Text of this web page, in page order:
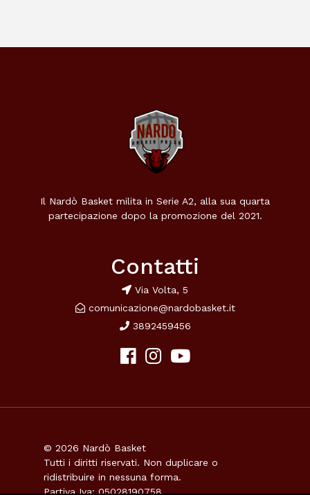
Il Nardò Basket milita in Serie A2, alla sua quarta
partecipazione dopo la promozione del 2021.
Contatti
Via Volta, 5
comunicazione@nardobasket.it
3892459456
© 2026 Nardò Basket
Tutti i diritti riservati. Non duplicare o
ridistribuire in nessuna forma.
Partiva Iva: 05028190758